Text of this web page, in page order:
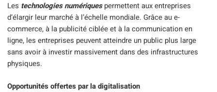
Les technologies numériquespermettent aux entreprises
d’élargir leur marché à l’échelle mondiale. Grâce au e-
commerce, à la publicité ciblée et à la communication en
ligne, les entreprises peuvent atteindre un public plus large
sans avoir à investir massivement dans des infrastructures
physiques.
Opportunités offertes par la digitalisation